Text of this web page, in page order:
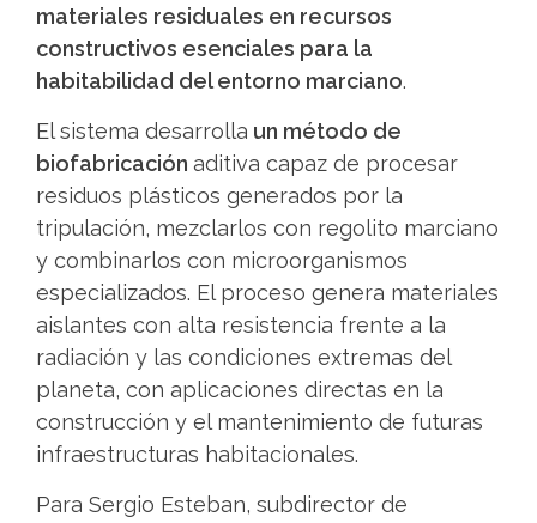
materiales residuales en recursos
constructivos esenciales para la
habitabilidad del entorno marciano.
El sistema desarrolla un método de
biofabricación aditiva capaz de procesar
residuos plásticos generados por la
tripulación, mezclarlos con regolito marciano
y combinarlos con microorganismos
especializados. El proceso genera materiales
aislantes con alta resistencia frente a la
radiación y las condiciones extremas del
planeta, con aplicaciones directas en la
construcción y el mantenimiento de futuras
infraestructuras habitacionales.
Para Sergio Esteban, subdirector de